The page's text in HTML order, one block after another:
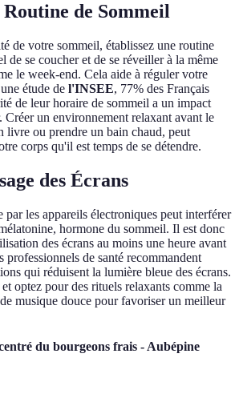
de Sommeil
de votre sommeil, établissez une routine
de se coucher et de se réveiller à la même
le week-end. Cela aide à réguler votre
étude de l'INSEE, 77% des Français
de leur horaire de sommeil a un impact
Créer un environnement relaxant avant le
livre ou prendre un bain chaud, peut
corps qu'il est temps de se détendre.
des Écrans
par les appareils électroniques peut interférer
hormone du sommeil. Il est donc
des écrans au moins une heure avant
professionnels de santé recommandent
qui réduisent la lumière bleue des écrans.
optez pour des rituels relaxants comme la
musique douce pour favoriser un meilleur
du bourgeons frais - Aubépine